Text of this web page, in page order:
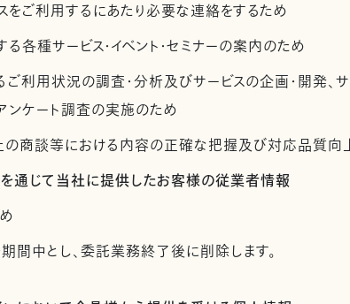
をご利用するにあたり必要な連絡をするため
各種サービス・イベント・セミナーの案内のため
ご利用状況の調査・分析及びサービスの企画・開発、
ンケート調査の実施のため
の商談等における内容の正確な把握及び対応品質向
通じて当社に提供したお客様の従業者情報
間中とし、委託業務終了後に削除します。